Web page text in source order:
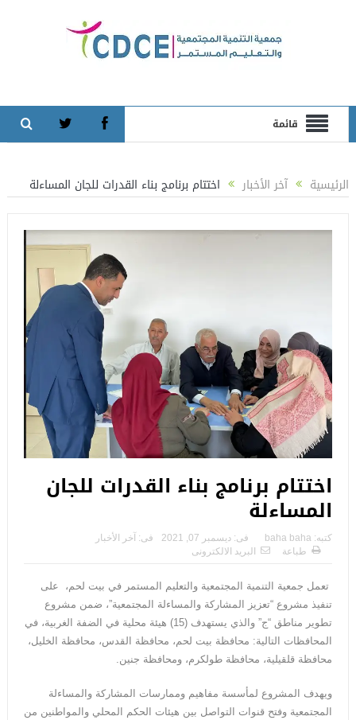
قائمة
الرئيسية آخر الأخبار اختتام برنامج بناء القدرات للجان المساءلة
اختتام برنامج بناء القدرات للجان
المساءلة
كتبه: baha baha فى: ديسمبر 07, 2021 فى: آخر الأخبار
طباعة
البريد الالكترونى
تعمل جمعية التنمية المجتمعية والتعليم المستمر في بيت لحم، على
تنفيذ مشروع “تعزيز المشاركة والمساءلة المجتمعية”، ضمن مشروع
تطوير مناطق “ج” والذي يستهدف (15) هيئة محلية في الضفة الغربية، في
المحافظات التالية: محافظة بيت لحم، محافظة القدس، محافظة الخليل،
محافظة قلقيلية، محافظة طولكرم، ومحافظة جنين.
ويهدف المشروع لمأسسة مفاهيم وممارسات المشاركة والمساءلة
المجتمعية وفتح قنوات التواصل بين هيئات الحكم المحلي والمواطنين من